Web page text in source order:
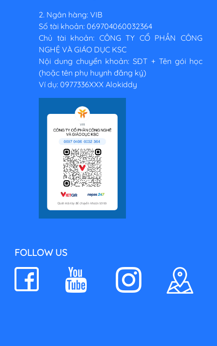
2. Ngân hàng: VIB
Số tài khoản: 069704060032364
Chủ tài khoản: CÔNG TY CỔ PHẦN CÔNG
NGHỆ VÀ GIÁO DỤC KSC
Nội dung chuyển khoản: SĐT + Tên gói học
(hoặc tên phụ huynh đăng ký)
Ví dụ: 0977336XXX Alokiddy
FOLLOW US